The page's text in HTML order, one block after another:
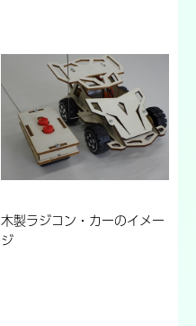
木製ラジコン・カーのイメー
ジ